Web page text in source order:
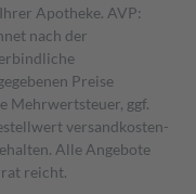
Apotheke. AVP:
nach der
Preise
Mehrwertsteuer, ggf.
versand­kosten­
Alle Angebote
reicht.